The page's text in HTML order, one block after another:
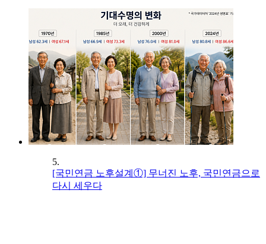
5.
[국민연금 노후설계①] 무너진 노후, 국민연금으로
다시 세우다